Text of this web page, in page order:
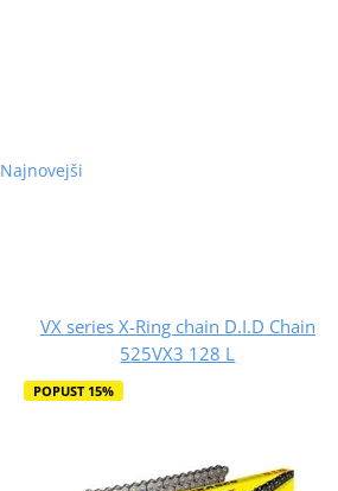
Najnovejši
VX series X-Ring chain D.I.D Chain
525VX3 128 L
POPUST 15%